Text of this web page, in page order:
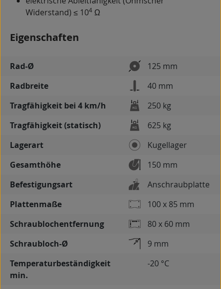
Widerstand) ≤ 104 Ω
Eigenschaften
Rad-Ø
125 mm
Radbreite
40 mm
Tragfähigkeit bei 4 km/h
250 kg
Tragfähigkeit (statisch)
625 kg
Lagerart
Kugellager
Gesamthöhe
150 mm
Befestigungsart
Anschraubplatte
Plattenmaße
100 x 85 mm
Schraublochentfernung
80 x 60 mm
Schraubloch-Ø
9 mm
Temperaturbeständigkeit
min.
-20 °C